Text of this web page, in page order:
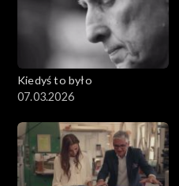
Kiedyś to było
07.03.2026